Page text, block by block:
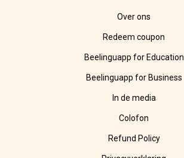
Over ons
Redeem coupon
Beelinguapp for Education
Beelinguapp for Business
In de media
Colofon
Refund Policy